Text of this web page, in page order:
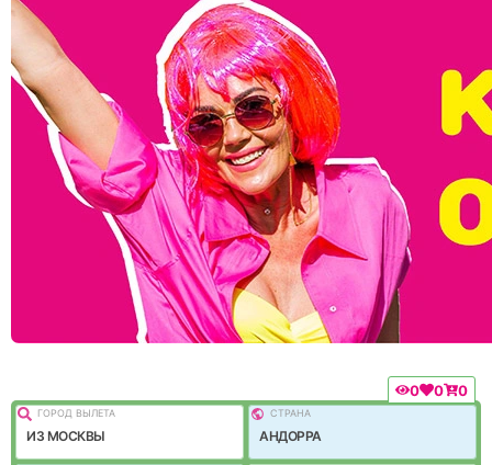
0 0 0
ГОРОД ВЫЛEТА
ИЗ МОСКВЫ
СТРАНА
АНДОРРА